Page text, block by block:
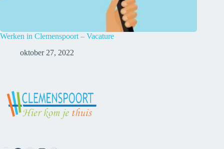
Werken in Clemenspoort – Vacature
oktober 27, 2022